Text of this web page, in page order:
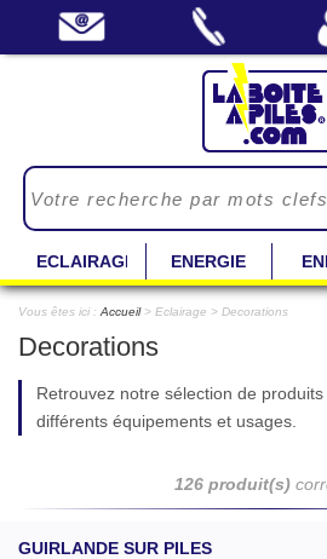
ECLAIRAGE ENERGIE
Vous êtes ici : Accueil> Eclairage > Decorations
Decorations
Retrouvez notre sélection de
différents équipements et usages.
126 produit(s)
GUIRLANDE SUR PILES